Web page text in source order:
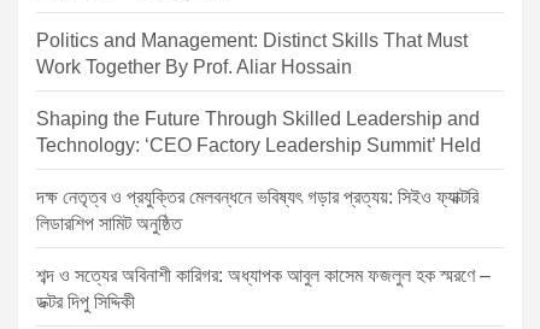
Politics and Management: Distinct Skills That Must
Work Together By Prof. Aliar Hossain
Shaping the Future Through Skilled Leadership and
Technology: ‘CEO Factory Leadership Summit’ Held
দক্ষ নেতৃত্ব ও প্রযুক্তির মেলবন্ধনে ভবিষ্যৎ গড়ার প্রত্যয়: সিইও ফ্যাক্টরি
লিডারশিপ সামিট অনুষ্ঠিত
শব্দ ও সত্যের অবিনাশী কারিগর: অধ্যাপক আবুল কাসেম ফজলুল হক স্মরণে –
ডক্টর দিপু সিদ্দিকী